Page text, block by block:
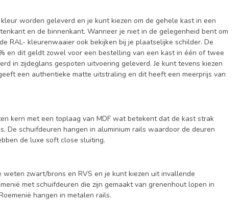
worden geleverd en je kunt kiezen om de gehele kast in een
en de binnenkant. Wanneer je niet in de gelegenheid bent om
RAL- kleurenwaaier ook bekijken bij je plaatselijke schilder. De
en dit geldt zowel voor een bestelling van een kast in één of twee
in zijdeglans gespoten uitvoering geleverd. Je kunt tevens kiezen
een authentieke matte uitstraling en dit heeft een meerprijs van
kern met een toplaag van MDF wat betekent dat de kast strak
De schuifdeuren hangen in aluminium rails waardoor de deuren
de luxe soft close sluiting.
zwart/brons en RVS en je kunt kiezen uit invallende
met schuifdeuren die zijn gemaakt van grenenhout lopen in
hangen in metalen rails.